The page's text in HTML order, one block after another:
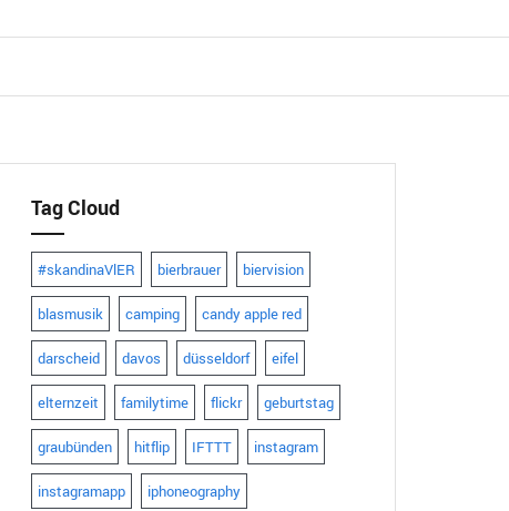
Tag Cloud
#skandinaVlER bierbrauer biervision
blasmusik camping candy apple red
darscheid davos düsseldorf eifel
elternzeit familytime flickr geburtstag
graubünden hitflip IFTTT instagram
instagramapp iphoneography